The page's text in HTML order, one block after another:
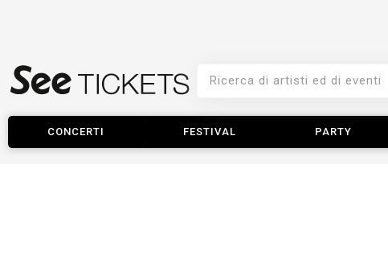
CONCERTI FESTIVAL PARTY